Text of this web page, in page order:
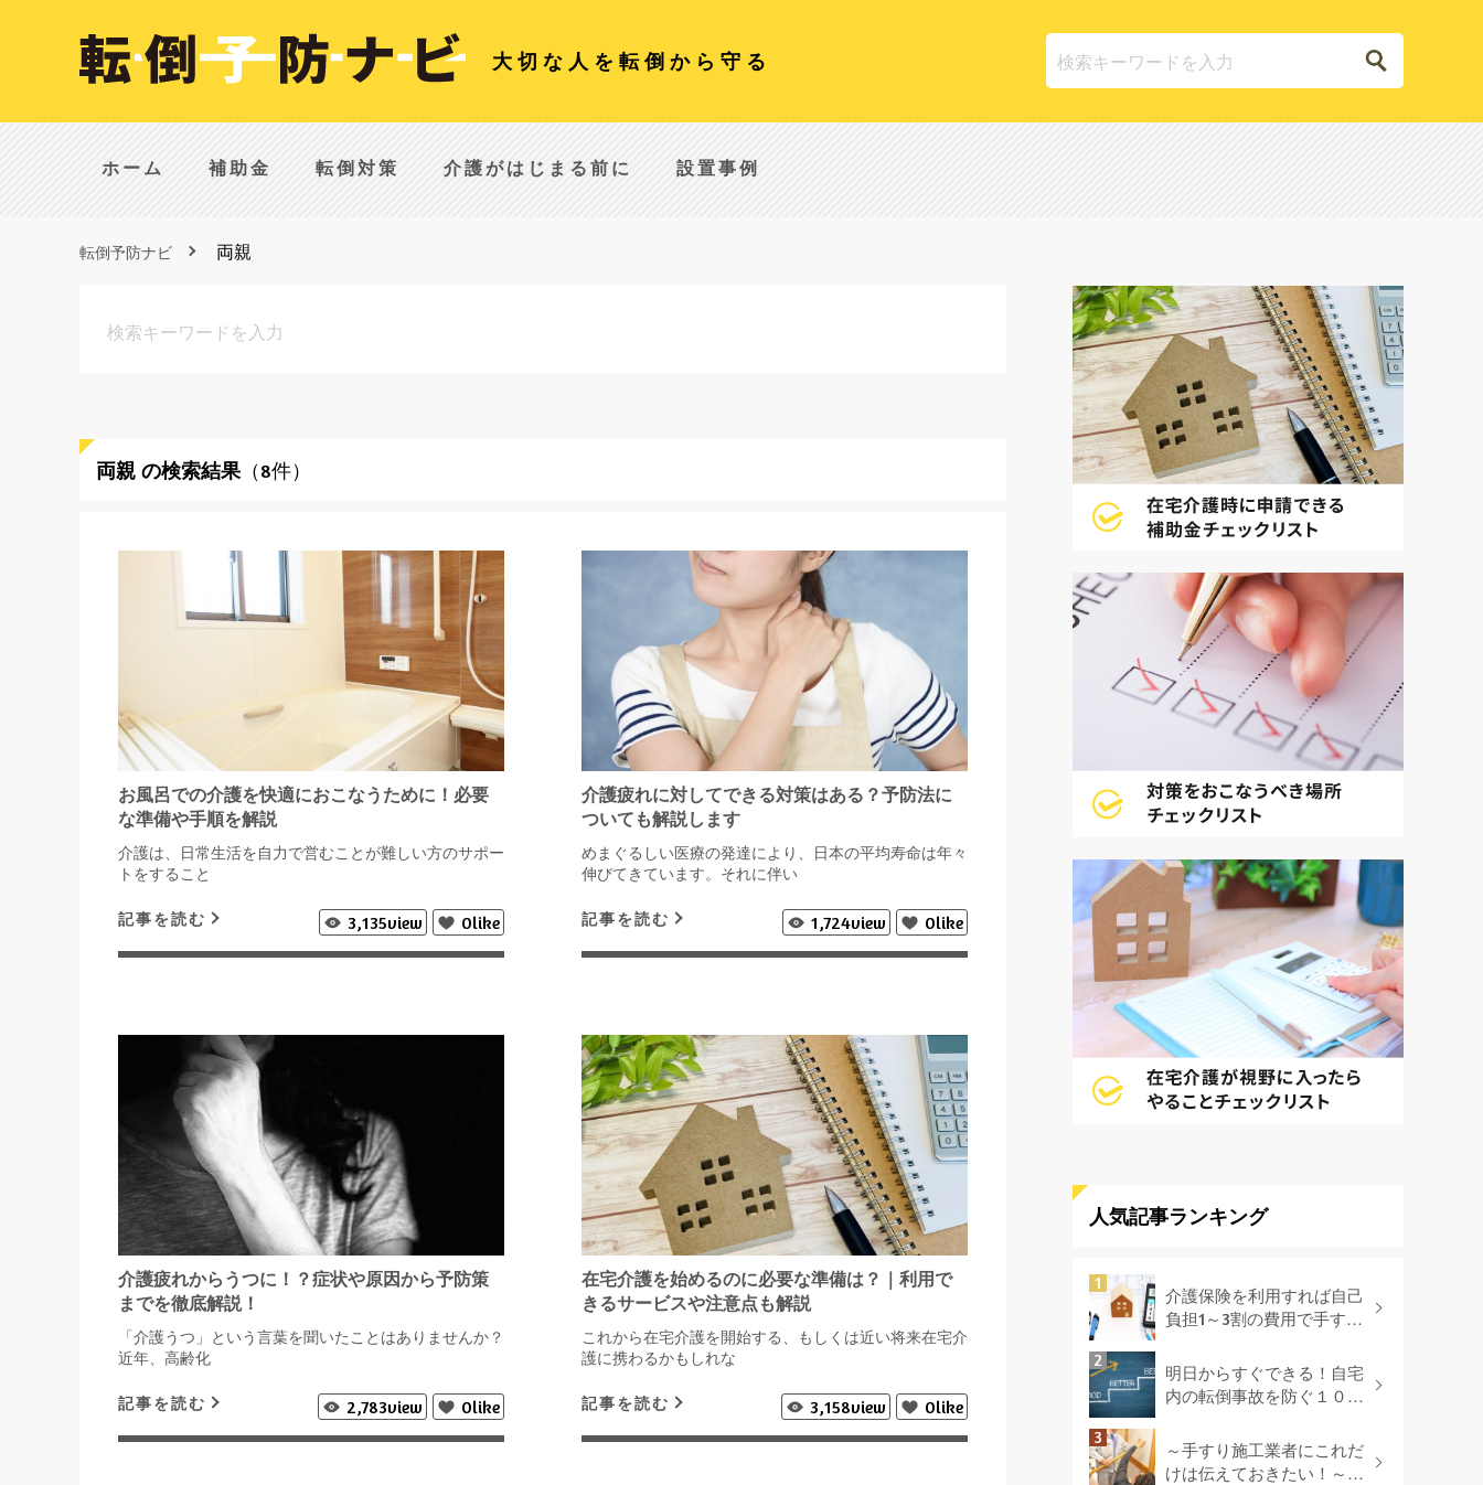
大切な人を転倒から守る
ホーム 補助金 転倒対策 介護がはじまる前に 設置事例
転倒予防ナビ 両親
両親 の検索結果 （8件）
お風呂での介護を快適におこなうために！必要
な準備や手順を解説
介護は、日常生活を自力で営むことが難しい方のサポー
トをすること
記事を読む 3,135view 0like
介護疲れに対してできる対策はある？予防法に
ついても解説します
めまぐるしい医療の発達により、日本の平均寿命は年々
伸びてきています。それに伴い
記事を読む 1,724view 0like
介護疲れからうつに！？症状や原因から予防策
までを徹底解説！
「介護うつ」という言葉を聞いたことはありませんか？
近年、高齢化
記事を読む 2,783view 0like
在宅介護を始めるのに必要な準備は？｜利用で
きるサービスや注意点も解説
これから在宅介護を開始する、もしくは近い将来在宅介
護に携わるかもしれな
記事を読む 3,158view 0like
人気記事ランキング
介護保険を利用すれば自己
負担1～3割の費用で手すり
明日からすぐできる！自宅
内の転倒事故を防ぐ１０の
～手すり施工業者にこれだ
けは伝えておきたい！～